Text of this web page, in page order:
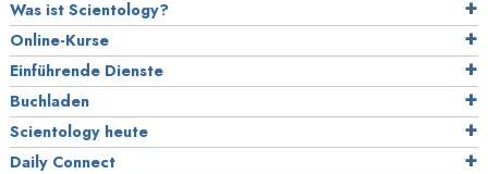
Was ist Scientology?
Online-Kurse
Einführende Dienste
Buchladen
Scientology heute
Daily Connect